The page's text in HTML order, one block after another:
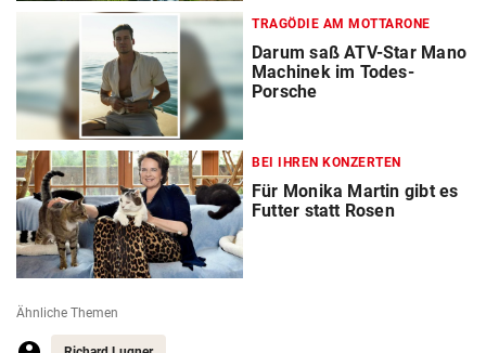
TRAGÖDIE AM MOTTARONE
Darum saß ATV-Star Mano
Machinek im Todes-
Porsche
BEI IHREN KONZERTEN
Für Monika Martin gibt es
Futter statt Rosen
Ähnliche Themen